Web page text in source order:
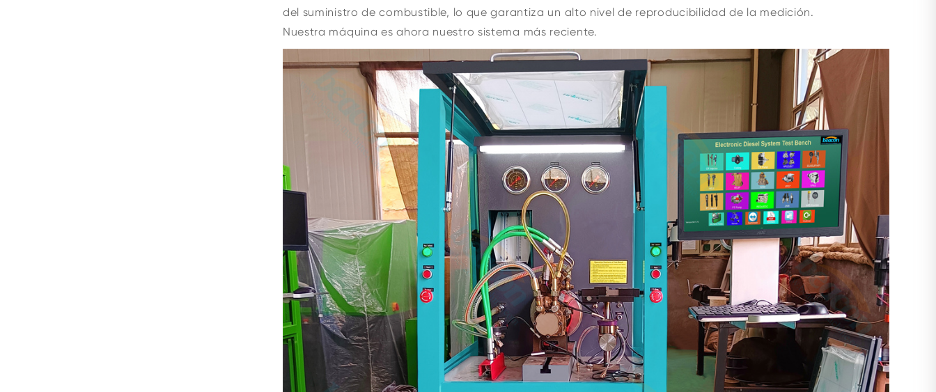
del suministro de combustible, lo que garantiza un alto nivel de reproducibilidad de la medición.
Nuestra máquina es ahora nuestro sistema más reciente.